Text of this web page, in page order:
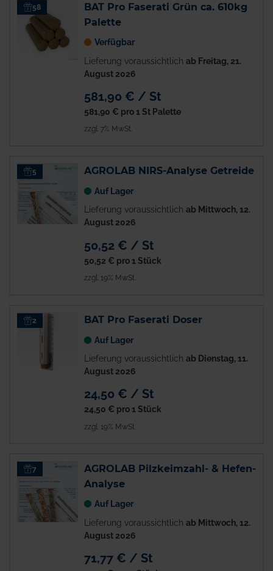
58
BAT Pro Faserati Grün ca. 610kg
Palette
Verfügbar
Lieferung voraussichtlich ab Freitag, 21.
August 2026
581,90 € / St
581,90 € pro 1 St Palette
zzgl. 7% MwSt.
5 AGROLAB NIRS-Analyse Getreide
Auf Lager
Lieferung voraussichtlich ab Mittwoch, 12.
August 2026
50,52 € / St
50,52 € pro 1 Stück
zzgl. 19% MwSt.
2 BAT Pro Faserati Doser
Auf Lager
Lieferung voraussichtlich ab Dienstag, 11.
August 2026
24,50 € / St
24,50 € pro 1 Stück
zzgl. 19% MwSt.
7
AGROLAB Pilzkeimzahl- & Hefen-
Analyse
Auf Lager
Lieferung voraussichtlich ab Mittwoch, 12.
August 2026
71,77 € / St